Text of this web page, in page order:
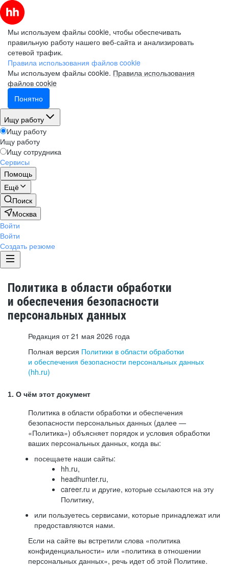
Мы используем файлы cookie, чтобы обеспечивать
правильную работу нашего веб-сайта и анализировать
сетевой трафик.
Правила использования файлов cookie
Мы используем файлы cookie. Правила использования
файлов cookie
Понятно
Ищу работу
Ищу работу
Ищу работу
Ищу сотрудника
Сервисы
Помощь
Ещё
Поиск
Москва
Войти
Войти
Создать резюме
Политика в области обработки
и обеспечения безопасности
персональных данных
Редакция от 21 мая 2026 года
Полная версия Политики в области обработки
и обеспечения безопасности персональных данных
(hh.ru)
1. О чём этот документ
Политика в области обработки и обеспечения
безопасности персональных данных (далее —
«Политика») объясняет порядок и условия обработки
ваших персональных данных, когда вы:
посещаете наши сайты:
hh.ru,
headhunter.ru,
career.ru и другие, которые ссылаются на эту
Политику,
или пользуетесь сервисами, которые принадлежат или
предоставляются нами.
Если на сайте вы встретили слова «политика
конфиденциальности» или «политика в отношении
персональных данных», речь идет об этой Политике.